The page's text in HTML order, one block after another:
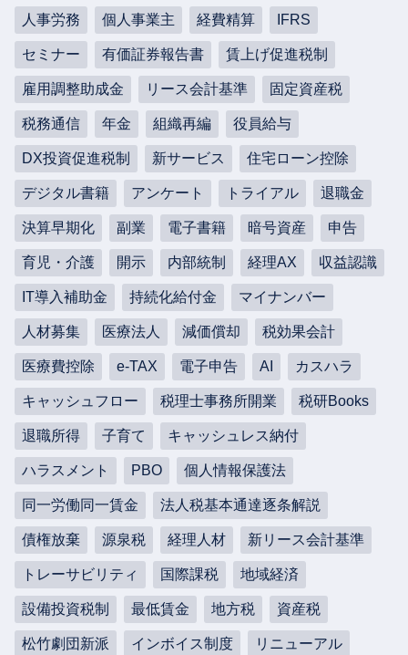
人事労務 個人事業主 経費精算 IFRS
セミナー 有価証券報告書 賃上げ促進税制
雇用調整助成金 リース会計基準 固定資産税
税務通信 年金 組織再編 役員給与
DX投資促進税制 新サービス 住宅ローン控除
デジタル書籍 アンケート トライアル 退職金
決算早期化 副業 電子書籍 暗号資産 申告
育児・介護 開示 内部統制 経理AX 収益認識
IT導入補助金 持続化給付金 マイナンバー
人材募集 医療法人 減価償却 税効果会計
医療費控除 e-TAX 電子申告 AI カスハラ
キャッシュフロー 税理士事務所開業 税研Books
退職所得 子育て キャッシュレス納付
ハラスメント PBO 個人情報保護法
同一労働同一賃金 法人税基本通達逐条解説
債権放棄 源泉税 経理人材 新リース会計基準
トレーサビリティ 国際課税 地域経済
設備投資税制 最低賃金 地方税 資産税
松竹劇団新派 インボイス制度 リニューアル